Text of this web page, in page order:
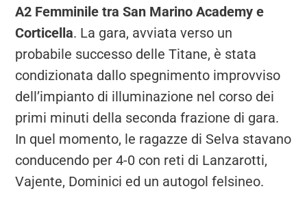
A2 Femminile tra San Marino Academy e
Corticella. La gara, avviata verso un
probabile successo delle Titane, è stata
condizionata dallo spegnimento improvviso
dell’impianto di illuminazione nel corso dei
primi minuti della seconda frazione di gara.
In quel momento, le ragazze di Selva stavano
conducendo per 4-0 con reti di Lanzarotti,
Vajente, Dominici ed un autogol felsineo.